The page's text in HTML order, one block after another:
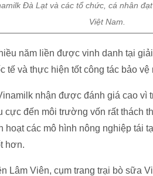
Đà Lạt và các tổ chức, cá nhân
Việt Nam.
năm liền được vinh danh tại
tế và thực hiện tốt công tác bảo vệ
nhận được đánh giá cao vì
cực đến môi trường vốn rất thách
hoạt các mô hình nông nghiệp tái
hơn.
Lâm Viên, cụm trang trại bò sữa